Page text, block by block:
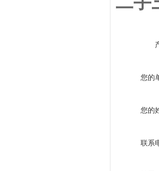
您的
您的
联系